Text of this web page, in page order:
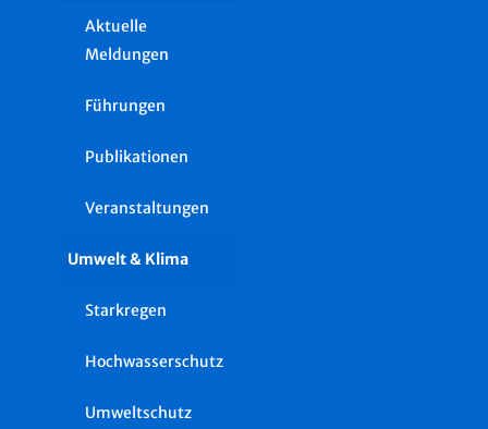
Aktuelle
Meldungen
Führungen
Publikationen
Veranstaltungen
Umwelt & Klima
Starkregen
Hochwasserschutz
Umweltschutz